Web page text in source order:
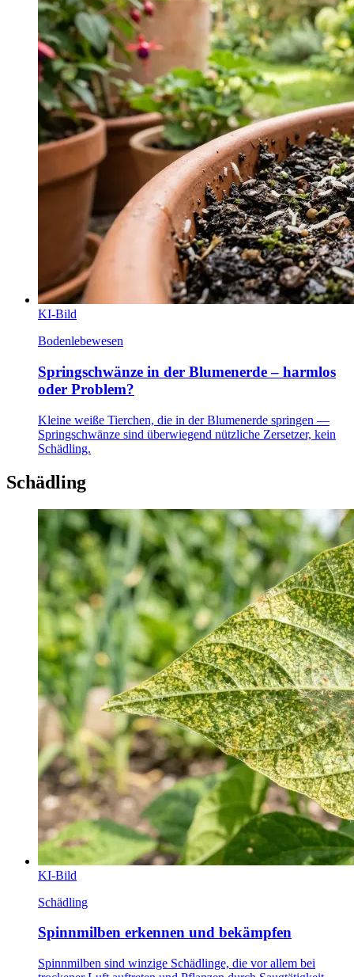
KI-Bild
Bodenlebewesen
Springschwänze in der Blumenerde – harmlos
oder Problem?
Kleine weiße Tierchen, die in der Blumenerde springen —
Springschwänze sind überwiegend nützliche Zersetzer, kein
Schädling.
Schädling
KI-Bild
Schädling
Spinnmilben erkennen und bekämpfen
Spinnmilben sind winzige Schädlinge, die vor allem bei